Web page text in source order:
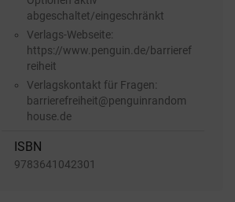
abgeschaltet/eingeschränkt
Verlags-Webseite:
https://www.penguin.de/barrieref
reiheit
Verlagskontakt für Fragen:
barrierefreiheit@penguinrandom
house.de
ISBN
9783641042301